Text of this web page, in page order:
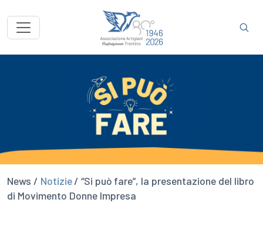
News / Notizie/ “Si può fare”, la presentazione del libro
di Movimento Donne Impresa